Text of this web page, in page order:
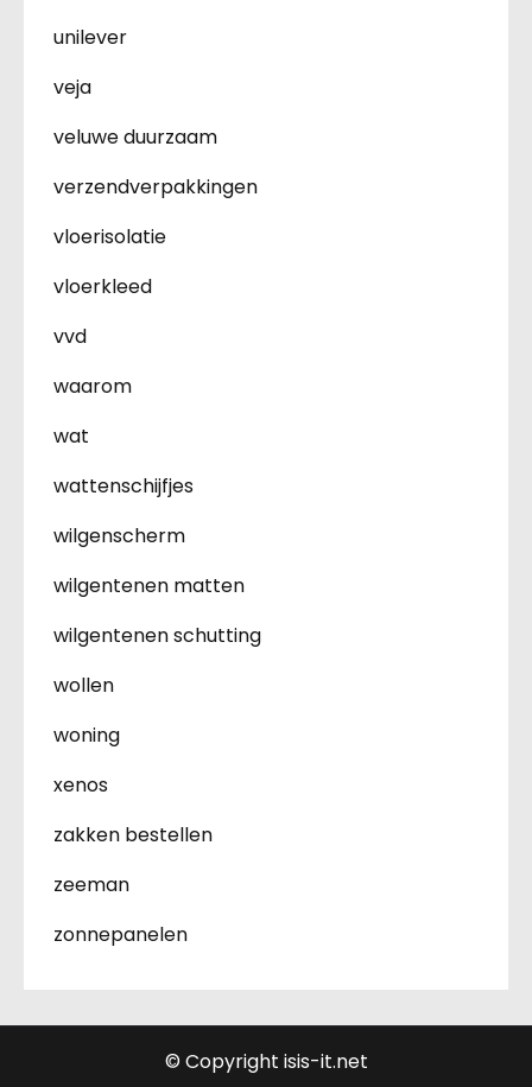
unilever
veja
veluwe duurzaam
verzendverpakkingen
vloerisolatie
vloerkleed
vvd
waarom
wat
wattenschijfjes
wilgenscherm
wilgentenen matten
wilgentenen schutting
wollen
woning
xenos
zakken bestellen
zeeman
zonnepanelen
© Copyright isis-it.net